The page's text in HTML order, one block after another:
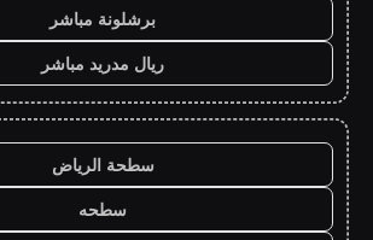
برشلونة مباشر
ريال مدريد مباشر
سطحة الرياض
سطحه